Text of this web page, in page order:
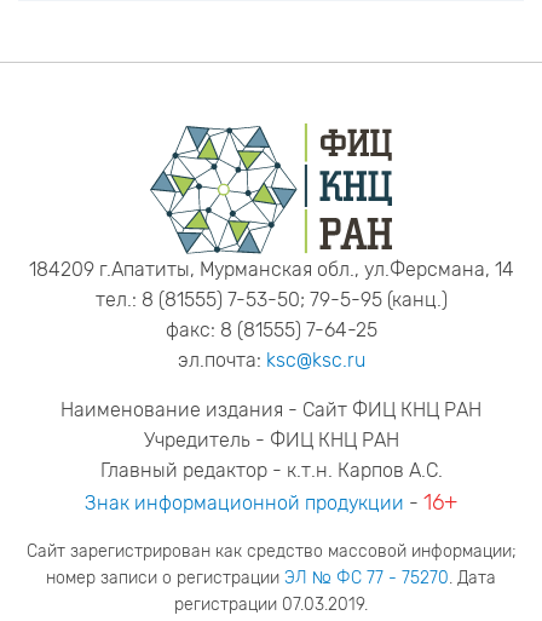
184209 г.Апатиты, Мурманская обл., ул.Ферсмана, 14
тел.: 8 (81555) 7-53-50; 79-5-95 (канц.)
факс: 8 (81555) 7-64-25
эл.почта: ksc@ksc.ru
Наименование издания - Сайт ФИЦ КНЦ РАН
Учредитель - ФИЦ КНЦ РАН
Главный редактор - к.т.н. Карпов А.С.
Знак информационной продукции - 16+
Сайт зарегистрирован как средство массовой информации;
номер записи о регистрации ЭЛ № ФС 77 - 75270. Дата
регистрации 07.03.2019.